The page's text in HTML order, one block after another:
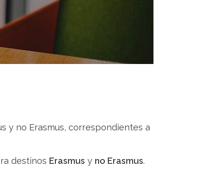
y no Erasmus, correspondientes a
destinos Erasmus y no Erasmus.